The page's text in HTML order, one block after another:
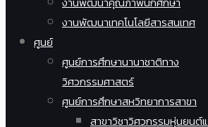
งานพัฒนาเทคโนโลยีสารสนเทศ
ศูนย์
ศูนย์การศึกษานานาชาติทาง
วิศวกรรมศาสตร์
ศูนย์การศึกษาสหวิทยาการสาขา
สาขาวิชาวิศวกรรมหุ่นยน